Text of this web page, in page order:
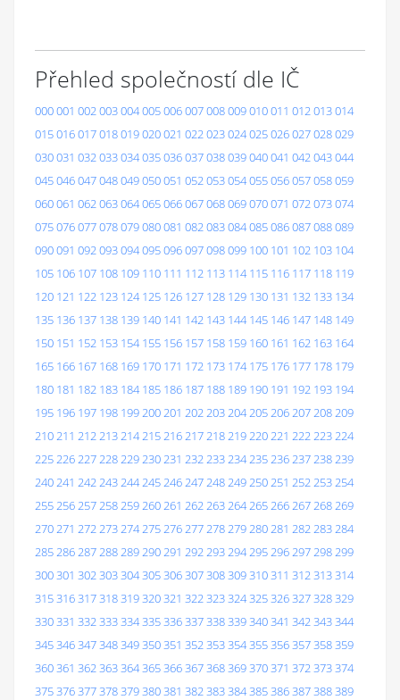
Přehled společností dle IČ
000001 002003004005006007008009010011 012013014
015016017018019020021 022023024025026027028029
030031 032033034035036037038039040041 042043044
045046047048049050051 052053054055056057058059
060061 062063064065066067068069070071 072073074
075076077078079080081 082083084085086087088089
090091 092093094095096097098099 100 101 102 103 104
105 106 107 108 109 110 111 112 113 114 115 116 117 118 119
120 121 122 123 124 125 126 127 128 129 130 131 132 133 134
135 136 137 138 139 140 141 142 143 144 145 146 147 148 149
150 151 152 153 154 155 156 157 158 159 160 161 162 163 164
165 166 167 168 169 170 171 172 173 174 175 176 177 178 179
180 181 182 183 184 185 186 187 188 189 190 191 192 193 194
195 196 197 198 199200201 202203204205206207208209
210211 212213214215216217218219220221 222223224
225226227228229230231 232233234235236237238239
240241 242243244245246247248249250251 252253254
255256257258259260261 262263264265266267268269
270271 272273274275276277278279280281 282283284
285286287288289290291 292293294295296297298299
300301 302303304305306307308309310311 312313314
315316317318319320321 322323324325326327328329
330331 332333334335336337338339340341 342343344
345346347348349350351 352353354355356357358359
360361 362363364365366367368369370371 372373374
375376377378379380381 382383384385386387388389